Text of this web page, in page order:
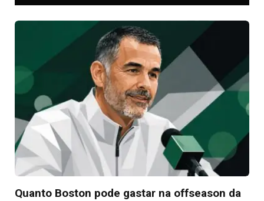
Quanto Boston pode gastar na offseason da